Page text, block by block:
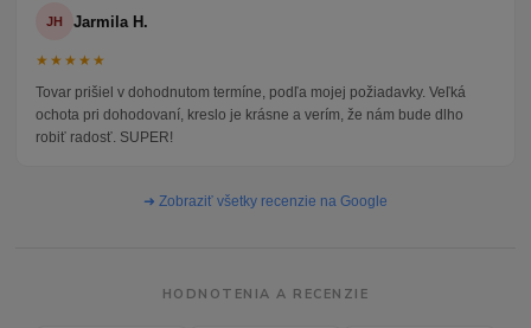
JH Jarmila H.
★★★★★
Tovar prišiel v dohodnutom termíne, podľa mojej požiadavky. Veľká
ochota pri dohodovaní, kreslo je krásne a verím, že nám bude dlho
robiť radosť. SUPER!
➜ Zobraziť všetky recenzie na Google
HODNOTENIA A RECENZIE